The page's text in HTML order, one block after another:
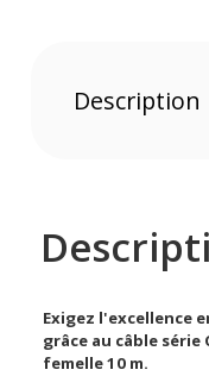
Description
Exigez l'excellence
grâce au câble série
femelle 10 m.